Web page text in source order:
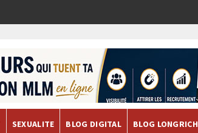
SEXUALITE BLOG DIGITAL BLOG LONGRICH